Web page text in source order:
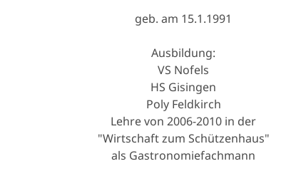
geb. am 15.1.1991
Ausbildung:
VS Nofels
HS Gisingen
Poly Feldkirch
Lehre von 2006-2010 in der
"Wirtschaft zum Schützenhaus"
als Gastronomiefachmann